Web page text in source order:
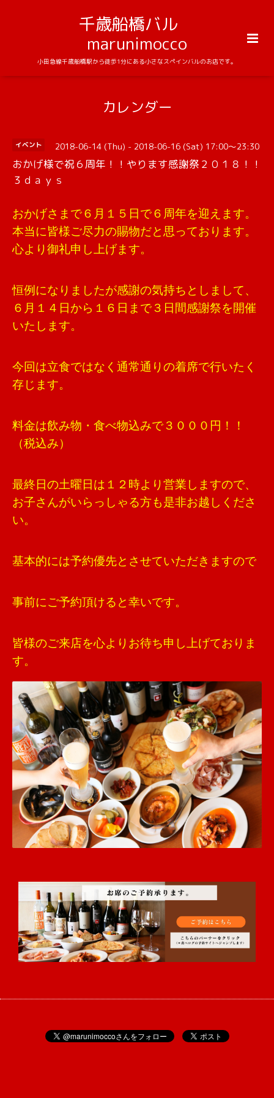
千歳船橋バル
marunimocco
小田急線千歳船橋駅から徒歩1分にある小さなスペインバルのお店です。
カレンダー
イベント 2018-06-14 (Thu) - 2018-06-16 (Sat) 17:00～23:30
おかげ様で祝６周年！！やります感謝祭２０１８！！
３ｄａｙｓ
おかげさまで６月１５日で６周年を迎えます。
本当に皆様ご尽力の賜物だと思っております。
心より御礼申し上げます。
恒例になりましたが感謝の気持ちとしまして、
６月１４日から１６日まで３日間感謝祭を開催
いたします。
今回は立食ではなく通常通りの着席で行いたく
存じます。
料金は飲み物・食べ物込みで３０００円！！
（税込み）
最終日の土曜日は１２時より営業しますので、
お子さんがいらっしゃる方も是非お越しくださ
い。
基本的には予約優先とさせていただきますので
事前にご予約頂けると幸いです。
皆様のご来店を心よりお待ち申し上げておりま
す。